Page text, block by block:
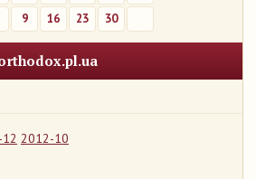
9 16 23 30
2012-10